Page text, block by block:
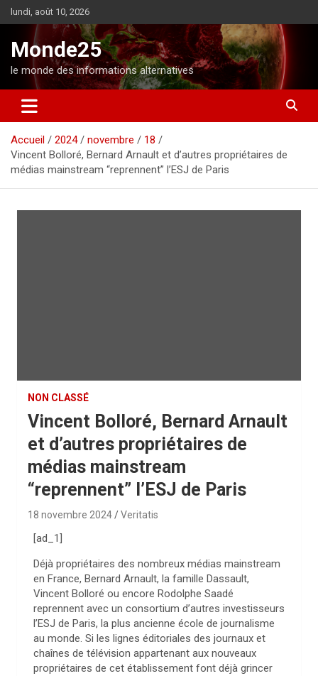
l
o
n
lundi, août 10, 2026
Monde25
le monde des informations alternatives
Accueil 2024 novembre
18
Vincent Bolloré, Bernard Arnault et d’autres propriétaires de
médias mainstream “reprennent” l’ESJ de Paris
NON CLASSÉ
Vincent Bolloré, Bernard Arnault
et d’autres propriétaires de
médias mainstream
“reprennent” l’ESJ de Paris
18 novembre 2024 Veritatis
[ad_1]
Déjà propriétaires des nombreux médias mainstream
en France, Bernard Arnault, la famille Dassault,
Vincent Bolloré ou encore Rodolphe Saadé
reprennent avec un consortium d’autres investisseurs
l’ESJ de Paris, la plus ancienne école de journalisme
au monde. Si les lignes éditoriales des journaux et
chaînes de télévision appartenant aux nouveaux
propriétaires de cet établissement font déjà grincer